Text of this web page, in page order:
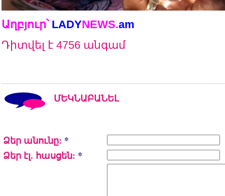
Աղբյուր՝ LADYNEWS.am
Դիտվել է 4756 անգամ
ՄԵԿՆԱԲԱՆԵԼ
Ձեր անունը: *
Ձեր էլ. հասցեն: *